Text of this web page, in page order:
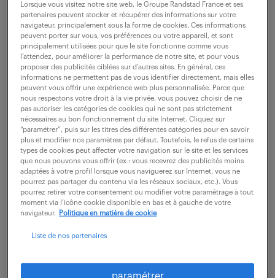
ne ratez aucune
opportunité.
recevez chaque semaine par mail les offres qui
correspondent à votre dernière recherche.
créer une alerte
Lorsque vous visitez notre site web, le Groupe Randstad France et ses
partenaires peuvent stocker et récupérer des informations sur votre
navigateur, principalement sous la forme de cookies. Ces informations
peuvent porter sur vous, vos préférences ou votre appareil, et sont
principalement utilisées pour que le site fonctionne comme vous
l’attendez, pour améliorer la performance de notre site, et pour vous
proposer des publicités ciblées sur d’autres sites. En général, ces
informations ne permettent pas de vous identifier directement, mais elles
peuvent vous offrir une expérience web plus personnalisée. Parce que
nous respectons votre droit à la vie privée, vous pouvez choisir de ne
pas autoriser les catégories de cookies qui ne sont pas strictement
nécessaires au bon fonctionnement du site Internet. Cliquez sur
“paramétrer”, puis sur les titres des différentes catégories pour en savoir
plus et modifier nos paramètres par défaut. Toutefois, le refus de certains
types de cookies peut affecter votre navigation sur le site et les services
que nous pouvons vous offrir (ex : vous recevrez des publicités moins
adaptées à votre profil lorsque vous naviguerez sur Internet, vous ne
pourrez pas partager du contenu via les réseaux sociaux, etc.). Vous
pourrez retirer votre consentement ou modifier votre paramétrage à tout
moment via l’icône cookie disponible en bas et à gauche de votre
navigateur.
Politique en matière de cookie
Liste de nos partenaires
paramétrer